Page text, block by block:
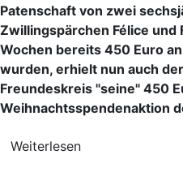
Patenschaft von zwei
Zwillingspärchen Félice und
Wochen bereits 450 Euro
wurden, erhielt nun auch
Freundeskreis "seine" 450
Weihnachtsspendenaktion
Weiterlesen